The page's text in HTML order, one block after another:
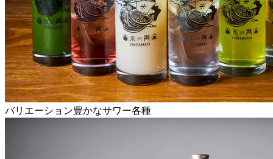
バリエーション豊かなサワー各種